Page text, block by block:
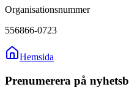
Organisationsnummer
556866-0723
Hemsida
Prenumerera på